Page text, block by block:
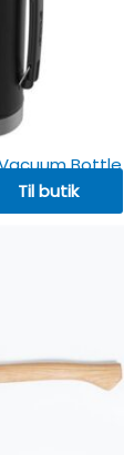
Bottle
Til butik